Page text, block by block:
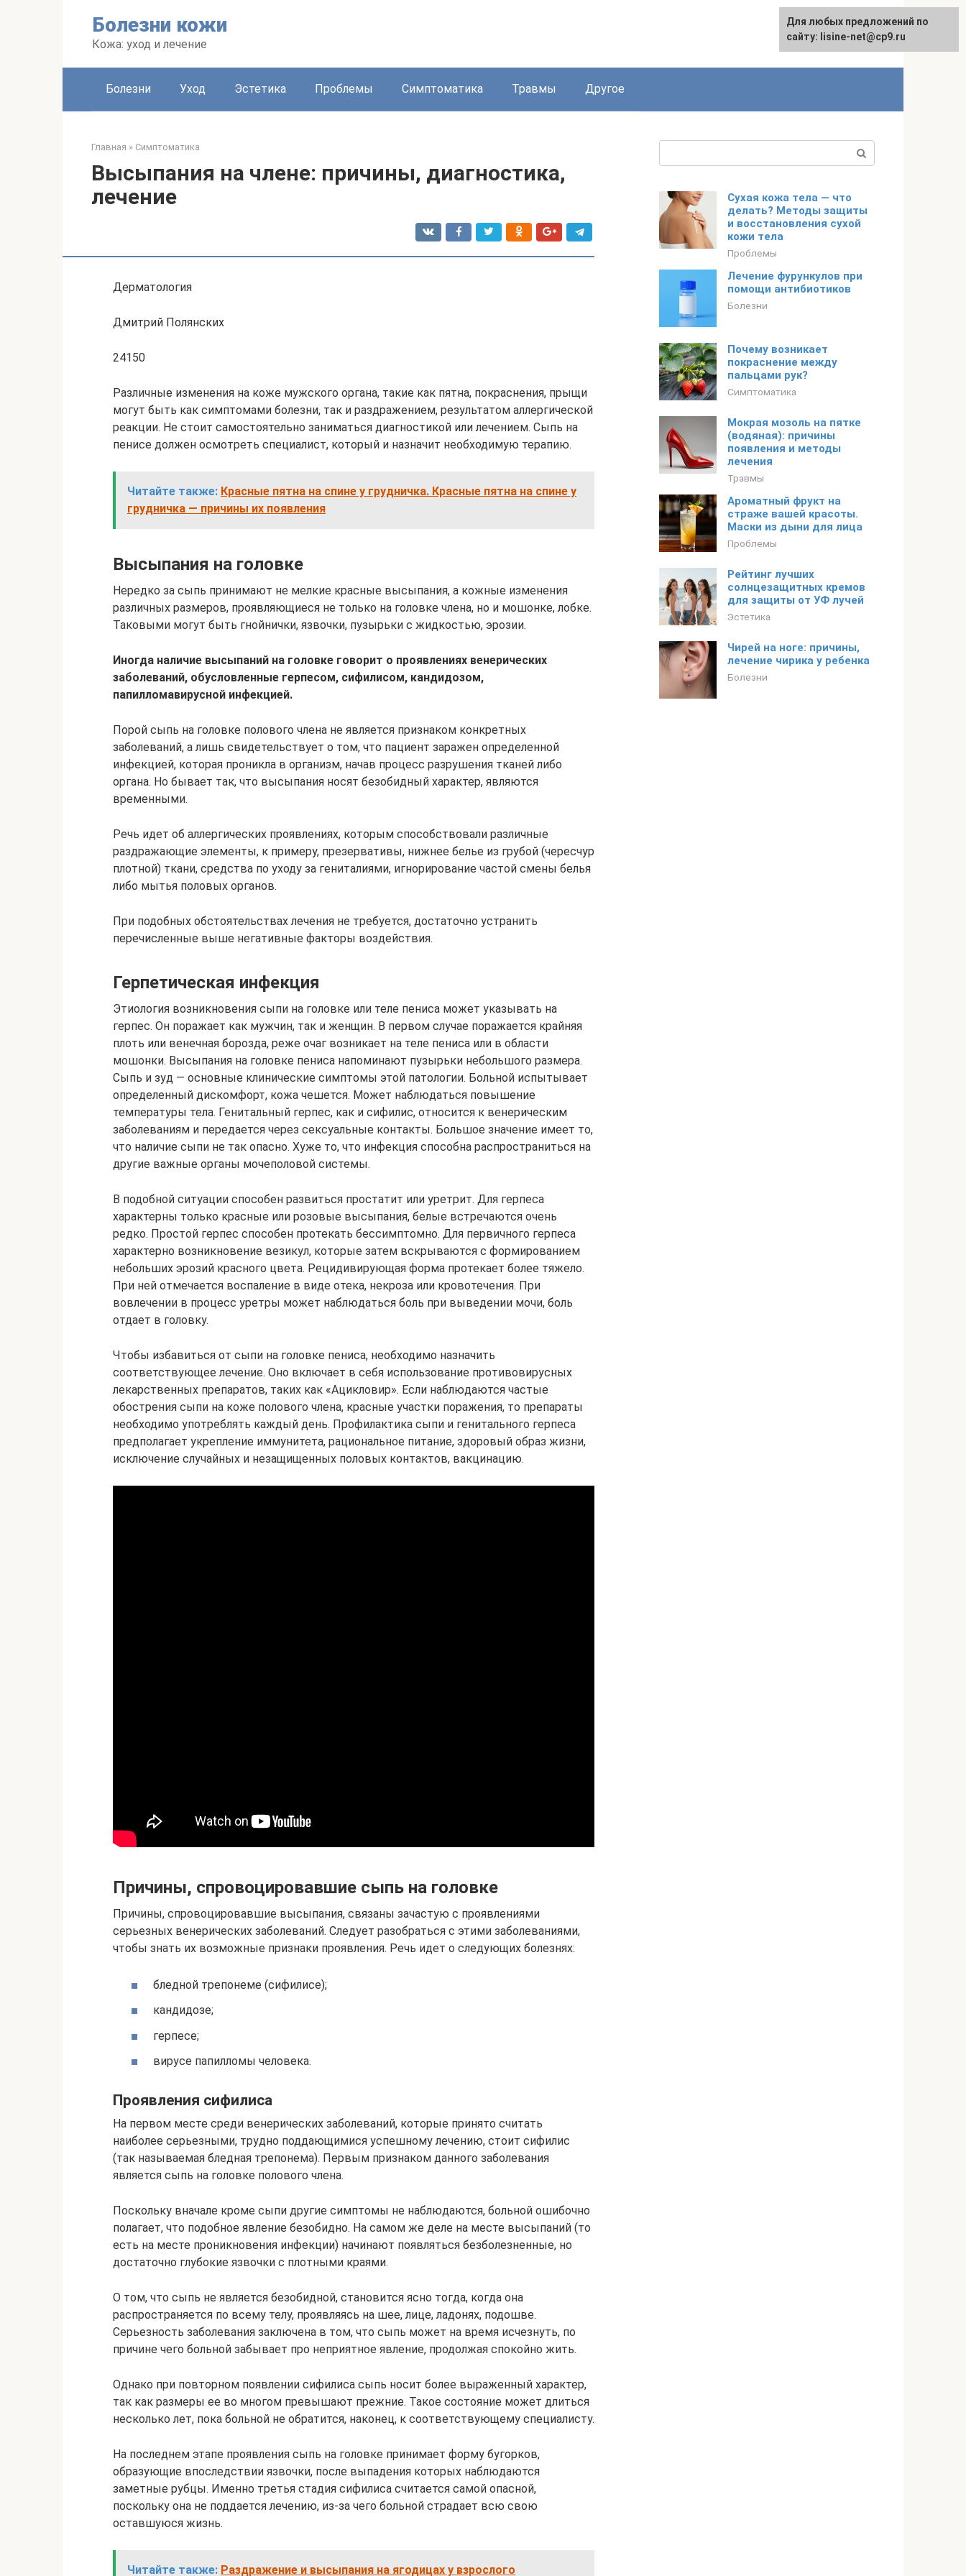
Болезни кожи
Кожа: уход и лечение
Болезни Уход Эстетика Проблемы Симптоматика Травмы Другое
Главная » Симптоматика
Высыпания на члене: причины, диагностика,
лечение
Дерматология
Дмитрий Полянских
24150
Различные изменения на коже мужского органа, такие как пятна, покраснения, прыщи
могут быть как симптомами болезни, так и раздражением, результатом аллергической
реакции. Не стоит самостоятельно заниматься диагностикой или лечением. Сыпь на
пенисе должен осмотреть специалист, который и назначит необходимую терапию.
Читайте также: Красные пятна на спине у грудничка. Красные пятна на спине у
грудничка — причины их появления
Высыпания на головке
Нередко за сыпь принимают не мелкие красные высыпания, а кожные изменения
различных размеров, проявляющиеся не только на головке члена, но и мошонке, лобке.
Таковыми могут быть гнойнички, язвочки, пузырьки с жидкостью, эрозии.
Иногда наличие высыпаний на головке говорит о проявлениях венерических
заболеваний, обусловленные герпесом, сифилисом, кандидозом,
папилломавирусной инфекцией.
Порой сыпь на головке полового члена не является признаком конкретных
заболеваний, а лишь свидетельствует о том, что пациент заражен определенной
инфекцией, которая проникла в организм, начав процесс разрушения тканей либо
органа. Но бывает так, что высыпания носят безобидный характер, являются
временными.
Речь идет об аллергических проявлениях, которым способствовали различные
раздражающие элементы, к примеру, презервативы, нижнее белье из грубой (чересчур
плотной) ткани, средства по уходу за гениталиями, игнорирование частой смены белья
либо мытья половых органов.
При подобных обстоятельствах лечения не требуется, достаточно устранить
перечисленные выше негативные факторы воздействия.
Герпетическая инфекция
Этиология возникновения сыпи на головке или теле пениса может указывать на
герпес. Он поражает как мужчин, так и женщин. В первом случае поражается крайняя
плоть или венечная борозда, реже очаг возникает на теле пениса или в области
мошонки. Высыпания на головке пениса напоминают пузырьки небольшого размера.
Сыпь и зуд — основные клинические симптомы этой патологии. Больной испытывает
определенный дискомфорт, кожа чешется. Может наблюдаться повышение
температуры тела. Генитальный герпес, как и сифилис, относится к венерическим
заболеваниям и передается через сексуальные контакты. Большое значение имеет то,
что наличие сыпи не так опасно. Хуже то, что инфекция способна распространиться на
другие важные органы мочеполовой системы.
В подобной ситуации способен развиться простатит или уретрит. Для герпеса
характерны только красные или розовые высыпания, белые встречаются очень
редко. Простой герпес способен протекать бессимптомно. Для первичного герпеса
характерно возникновение везикул, которые затем вскрываются с формированием
небольших эрозий красного цвета. Рецидивирующая форма протекает более тяжело.
При ней отмечается воспаление в виде отека, некроза или кровотечения. При
вовлечении в процесс уретры может наблюдаться боль при выведении мочи, боль
отдает в головку.
Чтобы избавиться от сыпи на головке пениса, необходимо назначить
соответствующее лечение. Оно включает в себя использование противовирусных
лекарственных препаратов, таких как «Ацикловир». Если наблюдаются частые
обострения сыпи на коже полового члена, красные участки поражения, то препараты
необходимо употреблять каждый день. Профилактика сыпи и генитального герпеса
предполагает укрепление иммунитета, рациональное питание, здоровый образ жизни,
исключение случайных и незащищенных половых контактов, вакцинацию.
Причины, спровоцировавшие сыпь на головке
Причины, спровоцировавшие высыпания, связаны зачастую с проявлениями
серьезных венерических заболеваний. Следует разобраться с этими заболеваниями,
чтобы знать их возможные признаки проявления. Речь идет о следующих болезнях:
бледной трепонеме (сифилисе);
кандидозе;
герпесе;
вирусе папилломы человека.
Проявления сифилиса
На первом месте среди венерических заболеваний, которые принято считать
наиболее серьезными, трудно поддающимися успешному лечению, стоит сифилис
(так называемая бледная трепонема). Первым признаком данного заболевания
является сыпь на головке полового члена.
Поскольку вначале кроме сыпи другие симптомы не наблюдаются, больной ошибочно
полагает, что подобное явление безобидно. На самом же деле на месте высыпаний (то
есть на месте проникновения инфекции) начинают появляться безболезненные, но
достаточно глубокие язвочки с плотными краями.
О том, что сыпь не является безобидной, становится ясно тогда, когда она
распространяется по всему телу, проявляясь на шее, лице, ладонях, подошве.
Серьезность заболевания заключена в том, что сыпь может на время исчезнуть, по
причине чего больной забывает про неприятное явление, продолжая спокойно жить.
Однако при повторном появлении сифилиса сыпь носит более выраженный характер,
так как размеры ее во многом превышают прежние. Такое состояние может длиться
несколько лет, пока больной не обратится, наконец, к соответствующему специалисту.
На последнем этапе проявления сыпь на головке принимает форму бугорков,
образующие впоследствии язвочки, после выпадения которых наблюдаются
заметные рубцы. Именно третья стадия сифилиса считается самой опасной,
поскольку она не поддается лечению, из-за чего больной страдает всю свою
оставшуюся жизнь.
Читайте также: Раздражение и высыпания на ягодицах у взрослого
Сухая кожа тела — что
делать? Методы защиты
и восстановления сухой
кожи тела
Проблемы
Лечение фурункулов при
помощи антибиотиков
Болезни
Почему возникает
покраснение между
пальцами рук?
Симптоматика
Мокрая мозоль на пятке
(водяная): причины
появления и методы
лечения
Травмы
Ароматный фрукт на
страже вашей красоты.
Маски из дыни для лица
Проблемы
Рейтинг лучших
солнцезащитных кремов
для защиты от УФ лучей
Эстетика
Чирей на ноге: причины,
лечение чирика у ребенка
Болезни
Для любых предложений по
сайту: lisine-net@cp9.ru